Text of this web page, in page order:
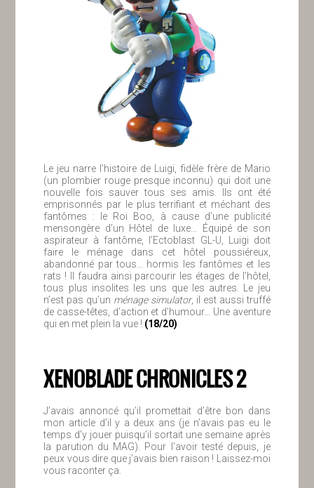
Le jeu narre l’histoire de Luigi, fidèle frère de Mario
(un plombier rouge presque inconnu) qui doit une
nouvelle fois sauver tous ses amis. Ils ont été
emprisonnés par le plus terrifiant et méchant des
fantômes : le Roi Boo, à cause d’une publicité
mensongère d’un Hôtel de luxe… Équipé de son
aspirateur à fantôme, l’Ectoblast GL-U, Luigi doit
faire le ménage dans cet hôtel poussiéreux,
abandonné par tous… hormis les fantômes et les
rats ! Il faudra ainsi parcourir les étages de l’hôtel,
tous plus insolites les uns que les autres. Le jeu
n’est pas qu’un ménage simulator, il est aussi truffé
de casse-têtes, d’action et d’humour… Une aventure
qui en met plein la vue ! (18/20)
XENOBLADE CHRONICLES 2
J’avais annoncé qu’il promettait d’être bon dans
mon article d’il y a deux ans (je n’avais pas eu le
temps d’y jouer puisqu’il sortait une semaine après
la parution du MAG). Pour l’avoir testé depuis, je
peux vous dire que j’avais bien raison ! Laissez-moi
vous raconter ça.